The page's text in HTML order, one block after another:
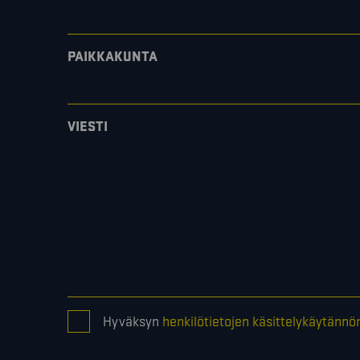
PAIKKAKUNTA
VIESTI
CONSENT
*
Hyväksyn henkilötietojen